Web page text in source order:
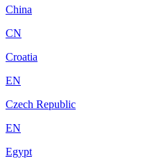
China
CN
Croatia
EN
Czech Republic
EN
Egypt